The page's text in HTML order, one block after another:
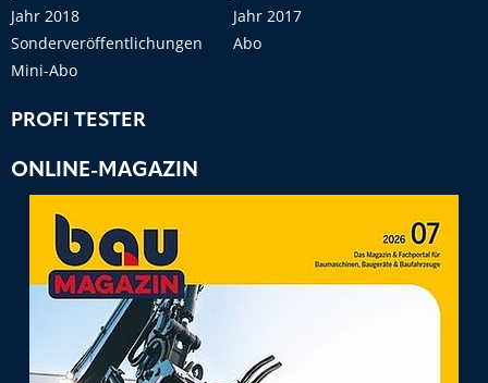
Jahr 2018
Jahr 2017
Sonderveröffentlichungen
Abo
Mini-Abo
PROFI TESTER
ONLINE-MAGAZIN